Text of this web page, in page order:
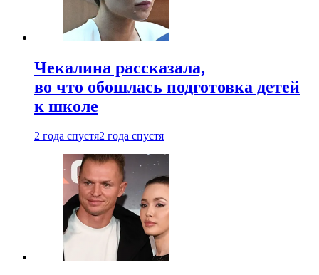
Чекалина рассказала,
во что обошлась подготовка детей
к школе
2 года спустя2 года спустя